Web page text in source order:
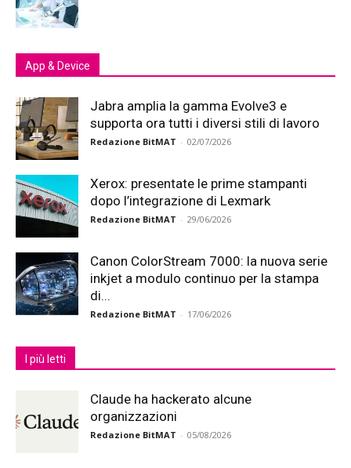
App & Device
Jabra amplia la gamma Evolve3 e
supporta ora tutti i diversi stili di lavoro
Redazione BitMAT - 02/07/2026
Xerox: presentate le prime stampanti
dopo l’integrazione di Lexmark
Redazione BitMAT - 29/06/2026
Canon ColorStream 7000: la nuova serie
inkjet a modulo continuo per la stampa
di...
Redazione BitMAT - 17/06/2026
I più letti
Claude ha hackerato alcune
organizzazioni
Redazione BitMAT - 05/08/2026